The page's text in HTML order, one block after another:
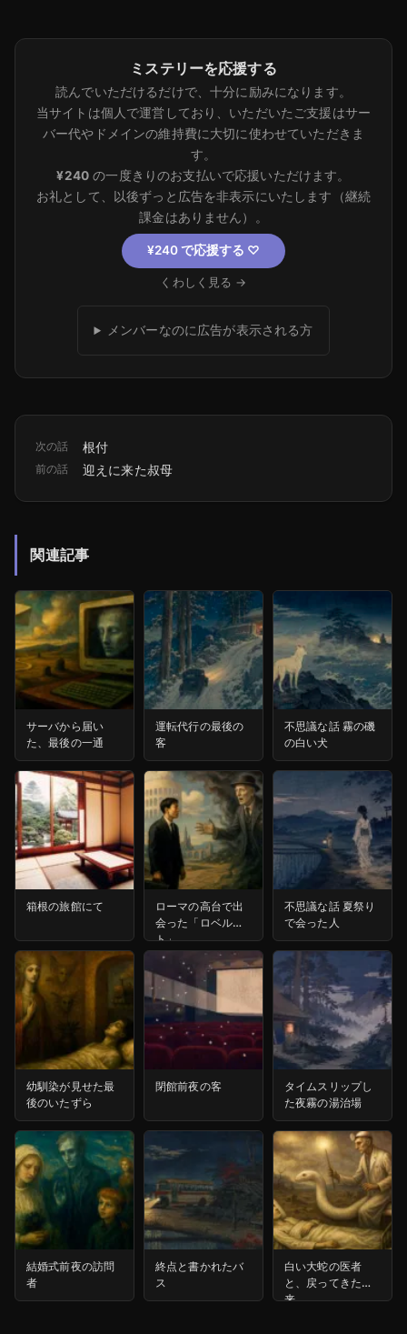
ミステリーを応援する
読んでいただけるだけで、十分に励みになります。
当サイトは個人で運営しており、いただいたご支援はサー
バー代やドメインの維持費に大切に使わせていただきま
す。
¥240 の一度きりのお支払いで応援いただけます。
お礼として、以後ずっと広告を非表示にいたします（継続
課金はありません）。
¥240 で応援する ♡
くわしく見る →
メンバーなのに広告が表示される方
次の話 根付
前の話 迎えに来た叔母
関連記事
サーバから届い
た、最後の一通
運転代行の最後の
客
不思議な話 霧の磯
の白い犬
箱根の旅館にて
ローマの高台で出
会った「ロベル
ト」
不思議な話 夏祭り
で会った人
幼馴染が見せた最
後のいたずら
閉館前夜の客
タイムスリップし
た夜霧の湯治場
結婚式前夜の訪問
者
終点と書かれたバ
ス
白い大蛇の医者
と、戻ってきた未
来